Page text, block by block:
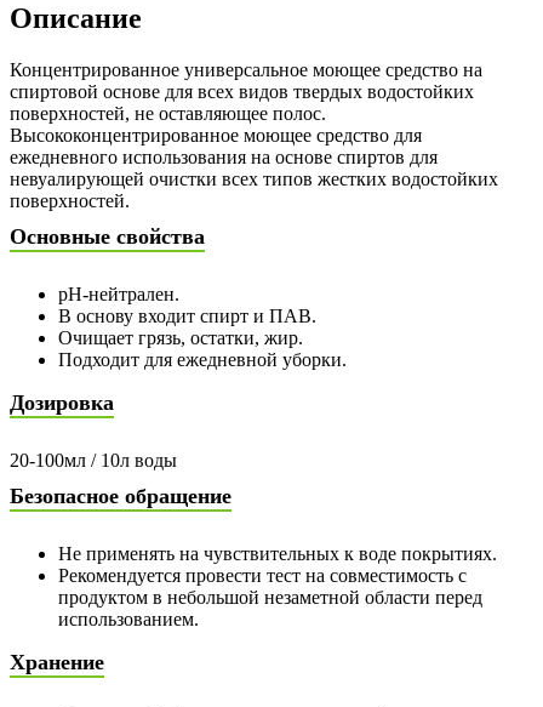
Описание
Концентрированное универсальное моющее средство на
спиртовой основе для всех видов твердых водостойких
поверхностей, не оставляющее полос.
Высококонцентрированное моющее средство для
ежедневного использования на основе спиртов для
невуалирующей очистки всех типов жестких водостойких
поверхностей.
Основные свойства
pH-нейтрален.
В основу входит спирт и ПАВ.
Очищает грязь, остатки, жир.
Подходит для ежедневной уборки.
Дозировка
20-100мл / 10л воды
Безопасное обращение
Не применять на чувствительных к воде покрытиях.
Рекомендуется провести тест на совместимость с
продуктом в небольшой незаметной области перед
использованием.
Хранение